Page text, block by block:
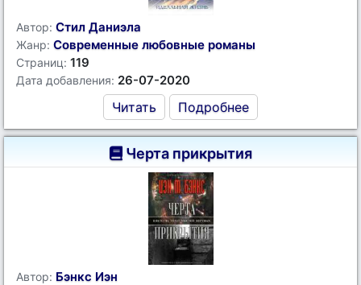
Автор: Стил Даниэла
Жанр: Современные любовные романы
Страниц: 119
Дата добавления: 26-07-2020
Читать Подробнее
Черта прикрытия
Автор: Бэнкс Иэн